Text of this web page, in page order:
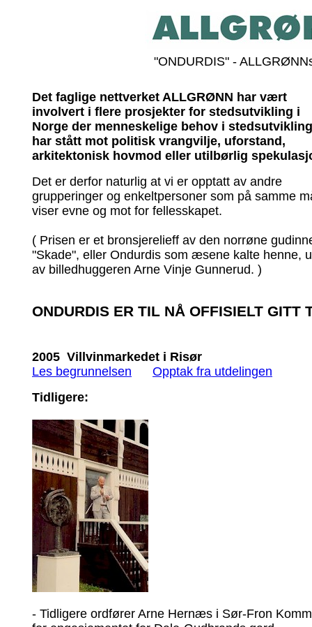
"ONDURDIS" -
Det faglige nettverket ALLGRØNN har vært
involvert i flere prosjekter for stedsutvikling i
Norge der menneskelige behov i
har stått mot politisk vrangvilje, uforstand,
arkitektonisk hovmod eller utilbørlig
Det er derfor naturlig at vi er opptatt av andre
grupperinger og enkeltpersoner som på samme
viser evne og mot for fellesskapet.
( Prisen er et bronsjerelieff av den norrøne
"Skade", eller Ondurdis som æsene kalte henne,
av billedhuggeren Arne Vinje Gunnerud. )
ONDURDIS ER TIL NÅ OFFISIELT GITT
2005 Villvinmarkedet i Risør
Les begrunnelsen
Opptak fra utdelingen
Tidligere:
- Tidligere ordfører Arne Hernæs i Sør-Fron